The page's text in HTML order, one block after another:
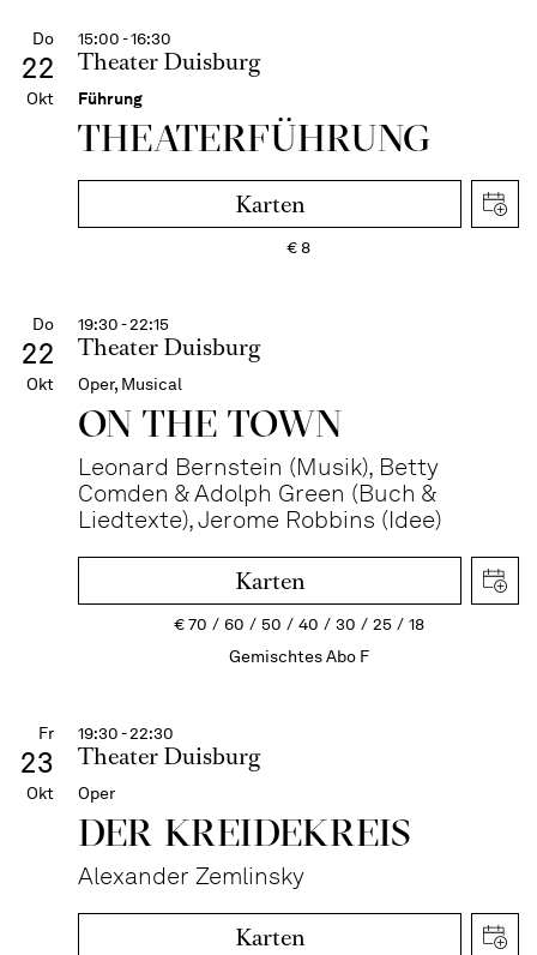
Do
22
Okt
15:00 - 16:30
Theater Duisburg
Führung
THEATER­FÜHR­UNG
Karten
€8
Do
22
Okt
19:30 - 22:15
Theater Duisburg
Oper, Musical
ON THE TOWN
Leonard Bernstein (Musik), Betty
Comden & Adolph Green (Buch &
Liedtexte), Jerome Robbins (Idee)
Karten
€70 60 50 40 30 25
18
Gemischtes Abo F
Fr
23
Okt
19:30 - 22:30
Theater Duisburg
Oper
DER KREIDE­KREIS
Alexander Zemlinsky
Karten